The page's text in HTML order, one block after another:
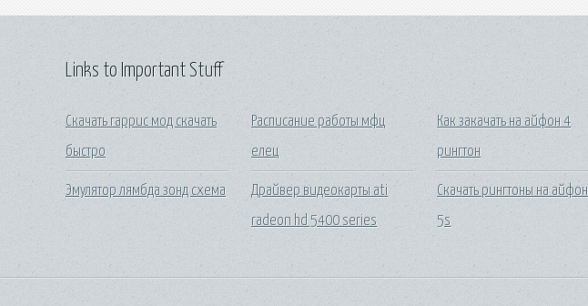
Links to Important Stuff
Скачать гаррис мод скачать
быстро
Эмулятор лямбда зонд схема
Расписание работы мфц
елец
Драйвер видеокарты ati
radeon hd 5400 series
Как закачать на айфон 4
рингтон
Скачать рингтоны на айфон
5s